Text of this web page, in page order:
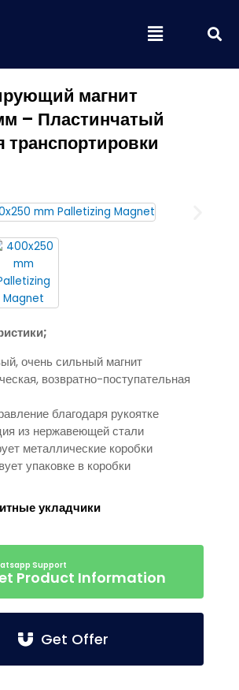
Меню
магнит
– Пластинчатый
транспортировки
очень сильный магнит
возвратно-поступательная
благодаря рукоятке
из нержавеющей стали
металлические коробки
упаковке в коробки
укладчики
Product Information
Get Offer